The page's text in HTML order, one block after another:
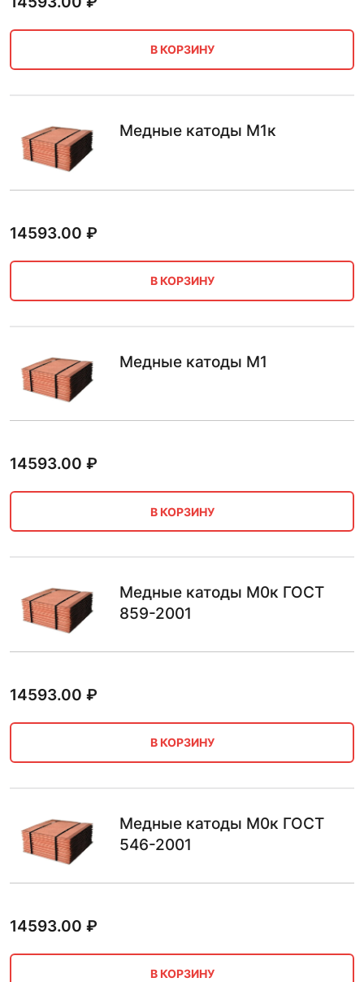
В КОРЗИНУ
Медные катоды М1к
14593.00 ₽
В КОРЗИНУ
Медные катоды М1
14593.00 ₽
В КОРЗИНУ
Медные катоды М0к ГОСТ
859-2001
14593.00 ₽
В КОРЗИНУ
Медные катоды М0к ГОСТ
546-2001
14593.00 ₽
В КОРЗИНУ